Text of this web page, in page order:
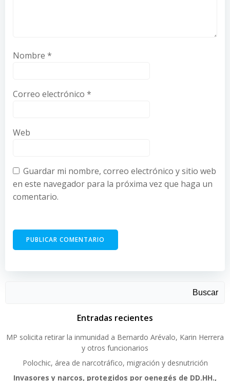
Nombre *
Correo electrónico *
Web
Guardar mi nombre, correo electrónico y sitio web
en este navegador para la próxima vez que haga un
comentario.
Buscar
Entradas recientes
MP solicita retirar la inmunidad a Bernardo Arévalo, Karin Herrera
y otros funcionarios
Polochic, área de narcotráfico, migración y desnutrición
Invasores y narcos, protegidos por oenegés de DD.HH.,